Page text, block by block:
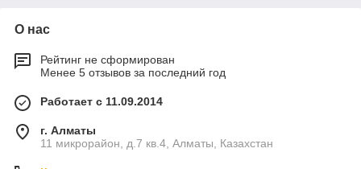
О нас
Рейтинг не сформирован
Менее 5 отзывов за последний год
Работает с 11.09.2014
г. Алматы
11 микрорайон, д.7 кв.4, Алматы, Казахстан